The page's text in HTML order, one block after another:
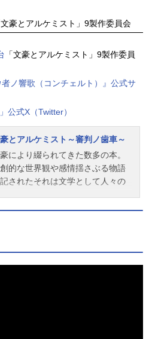
文豪とアルケミスト」9製作委員会
「文豪とアルケミスト」9製作委員
者ノ響歌（コンチェルト）』公式サ
公式X（Twitter）
とアルケミスト～審判ノ歯車～
により綴られてきた数多の本。
的な世界観や感情揺さぶる物語
されたそれは文学として人々の